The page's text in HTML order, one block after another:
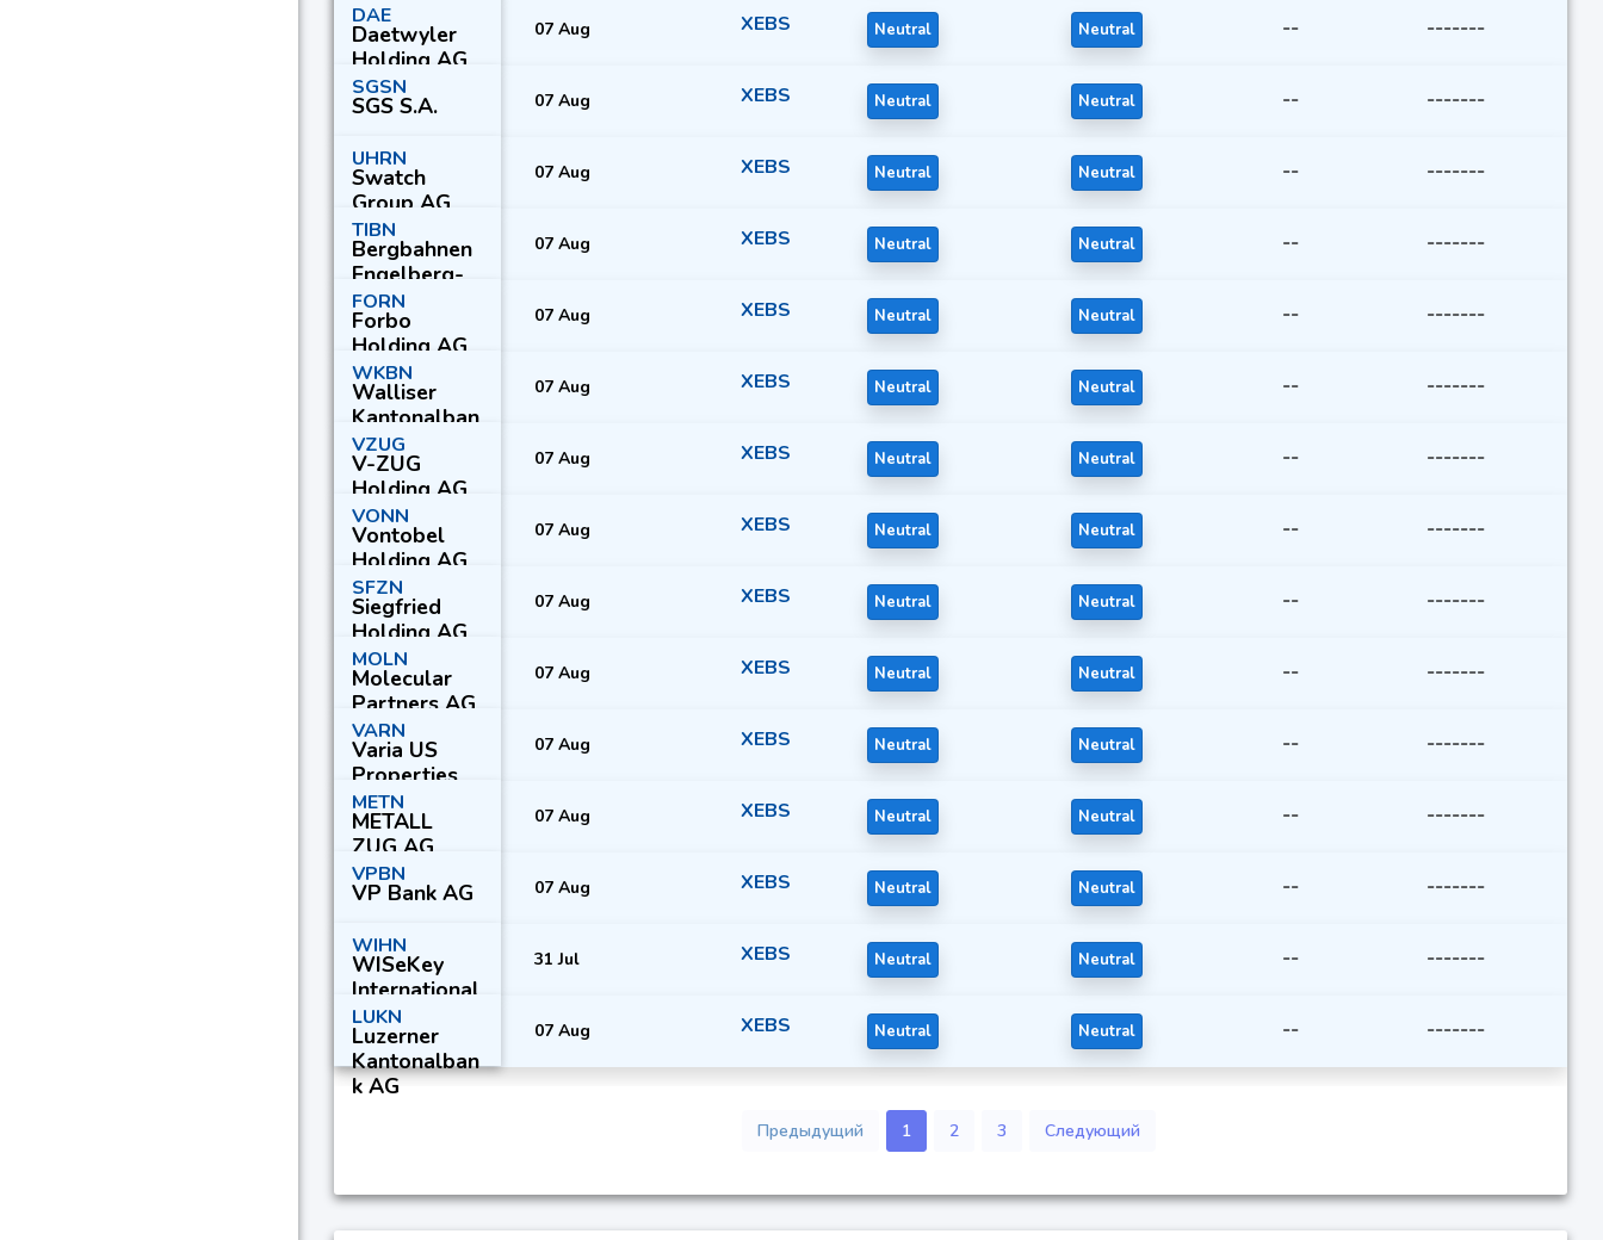
DAE
Daetwyler
Holding AG
07 Aug XEBS Neutral Neutral -- -------
SGSN
SGS S.A. 07 Aug XEBS Neutral Neutral -- -------
UHRN
Swatch
Group AG
Reg.
07 Aug XEBS Neutral Neutral -- -------
TIBN
Bergbahnen
Engelberg-
Truebsee-
Titlis AG
07 Aug XEBS Neutral Neutral -- -------
FORN
Forbo
Holding AG
07 Aug XEBS Neutral Neutral -- -------
WKBN
Walliser
Kantonalban
k
07 Aug XEBS Neutral Neutral -- -------
VZUG
V-ZUG
Holding AG
07 Aug XEBS Neutral Neutral -- -------
VONN
Vontobel
Holding AG
07 Aug XEBS Neutral Neutral -- -------
SFZN
Siegfried
Holding AG
07 Aug XEBS Neutral Neutral -- -------
MOLN
Molecular
Partners AG
07 Aug XEBS Neutral Neutral -- -------
VARN
Varia US
Properties
AG
07 Aug XEBS Neutral Neutral -- -------
METN
METALL
ZUG AG
Part. Cert.
07 Aug XEBS Neutral Neutral -- -------
VPBN
VP Bank AG 07 Aug XEBS Neutral Neutral -- -------
WIHN
WISeKey
International
Holding Ltd.
31 Jul XEBS Neutral Neutral -- -------
LUKN
Luzerner
Kantonalban
k AG
07 Aug XEBS Neutral Neutral -- -------
Предыдущий 1 2 3 Следующий